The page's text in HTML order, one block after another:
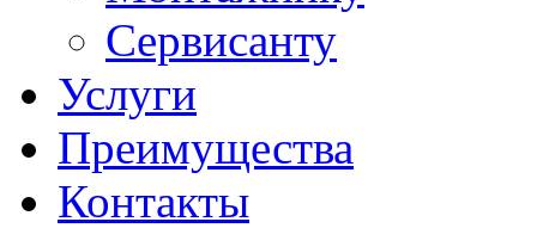
Сервисанту
Услуги
Преимущества
Контакты